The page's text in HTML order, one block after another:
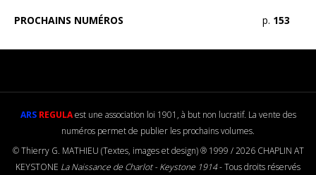
PROCHAINS NUMÉROS p. 153
ARS REGULAest une association loi 1901, à but non lucratif. La vente des
numéros permet de publier les prochains volumes.
© Thierry G. MATHIEU (Textes, images et design) ® 1999 / 2026 CHAPLIN AT
KEYSTONE La Naissance de Charlot - Keystone 1914- Tous droits réservés